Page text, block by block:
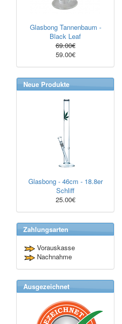
Glasbong Tannenbaum -
Black Leaf
69.00€
59.00€
Neue Produkte
Glasbong - 46cm - 18.8er
Schliff
25.00€
Zahlungsarten
Vorauskasse
Nachnahme
Ausgezeichnet